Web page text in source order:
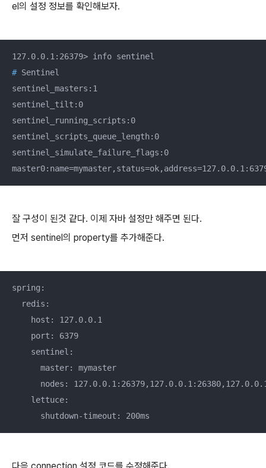
el의 설정 정보를 확인해보자.
# Sentinel
sentinel_masters:1
sentinel_tilt:0
sentinel_running_scripts:0
sentinel_scripts_queue_length:0
sentinel_simulate_failure_flags:0
잘 구성이 된것 같다. 이제 자바 설정만 해주면 된다.
먼저 sentinel의 property를 추가해준다.
spring:
  redis:
    host: 127.0.0.1
    port: 6379
    sentinel:
      master: mymaster
nodes:
    lettuce:
      shutdown-timeout: 200ms